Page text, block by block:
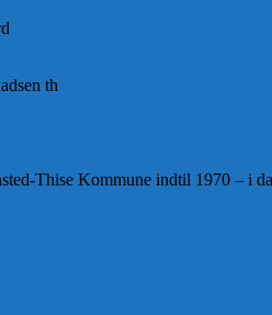
th
Thise Kommune indtil 1970 – i